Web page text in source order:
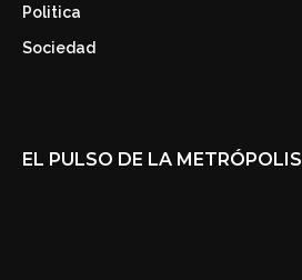
Politica
Sociedad
EL PULSO DE LA METRÓPOLIS